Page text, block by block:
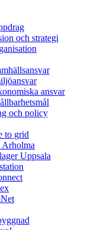
och strategi
ansvar
och policy
to grid
Uppsala